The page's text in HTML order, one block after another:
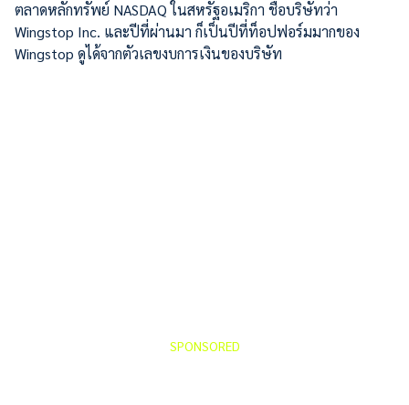
ตลาดหลักทรัพย์ NASDAQ ในสหรัฐอเมริกา ชื่อบริษัทว่า
Wingstop Inc. และปีที่ผ่านมา ก็เป็นปีที่ท็อปฟอร์มมากของ
Wingstop ดูได้จากตัวเลขงบการเงินของบริษัท
SPONSORED